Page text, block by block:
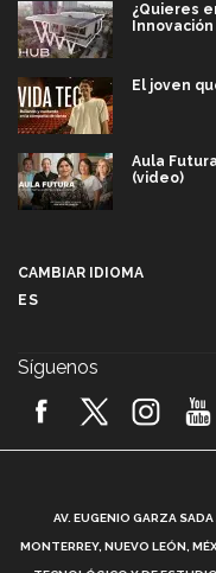
¿Quieres
El joven
Aula
(video)
2026!
¿Cómo es
CAMBIAR IDIOMA
ES
Síguenos
AV. EUGENIO GARZA
MONTERREY, NUEVO LEÓN,